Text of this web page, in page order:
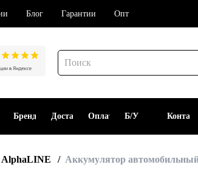
Блог Гарантии Опт
Бренды Доставка Оплата
Прием
Б/У
AlphaLINE Аккумулятор